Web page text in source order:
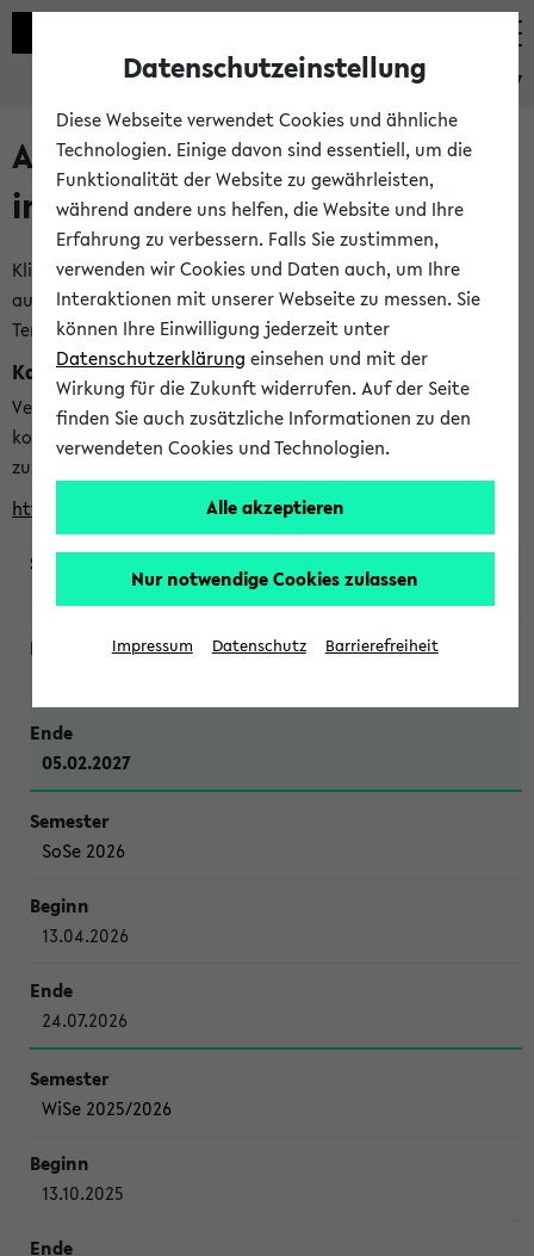
eKVV
Alle veröffentlichten Semester
im eKVV
Klicken Sie auf das Semester, welches Sie für Ihre Sitzung
auswählen möchten. Bitte beachten Sie auch die weiteren
Termine imKalender der Lehrplanung
Kalenderintegration
Verwenden Sie die folgende Adresse, um mit einer
kompatiblen Kalenderanwendung auf die Vorlesungszeiten
zuzugreifen (nähere Informationen
finden Sie hier
https://ekvv.uni-bielefeld.de/ws/calendar?vz
WiSe 2026/2027
05.02.2027
SoSe 2026
13.04.2026
24.07.2026
WiSe 2025/2026
13.10.2025
Datenschutzeinstellung
Diese Webseite verwendet Cookies und ähnliche
Technologien. Einige davon sind essentiell, um die
Funktionalität der Website zu gewährleisten,
während andere uns helfen, die Website und Ihre
Erfahrung zu verbessern. Falls Sie zustimmen,
verwenden wir Cookies und Daten auch, um Ihre
Interaktionen mit unserer Webseite zu messen. Sie
können Ihre Einwilligung jederzeit unter
Datenschutzerklärung einsehen und mit der
Wirkung für die Zukunft widerrufen. Auf der Seite
finden Sie auch zusätzliche Informationen zu den
verwendeten Cookies und Technologien.
Alle akzeptieren
Nur notwendige Cookies zulassen
Impressum Datenschutz Barrierefreiheit